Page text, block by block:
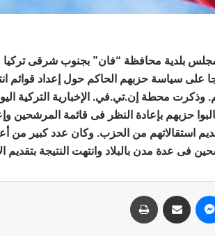
أعضاء مجلس بلدية محافظة “فان” بجنوب شرقى
على سياسة حزبهم الحاكم حول إعداد قوائم
وذكرت محطة إن.تي.في. الإخبارية التركية
حزبهم بإعادة النظر فى قائمة المرشحين
استقالاتهم من الحزب. وكان عدد كبير من
فى عدة مدن بالبلاد وانتهت النتيجة
ماسنجر مشاركة عبر البريد